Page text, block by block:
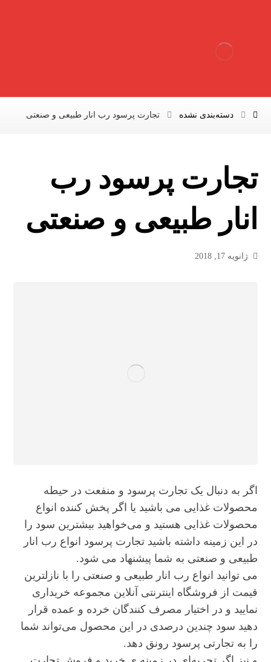
دسته‌بندی نشده تجارت پرسود رب انار طبیعی و صنعتی
تجارت پرسود رب
انار طبیعی و صنعتی
ژانویه 17, 2018
اگر به دنبال یک تجارت پرسود و منفعت در حیطه
محصولات غذایی می باشید یا اگر پخش کننده انواع
محصولات غذایی هستید و می‌خواهید بیشترین سود را
در این زمینه داشته باشید تجارت پرسود انواع رب انار
طبیعی و صنعتی به شما پیشنهاد می شود.
می توانید انواع رب انار طبیعی و صنعتی را با نازلترین
قیمت از فروشگاه اینترنتی آنلاین مجموعه خریداری
نمایید و در اختیار مصرف کنندگان خرده و عمده قرار
دهید سود چندین درصدی در این محصول می‌تواند شما
را به تجارتی پرسود رونق دهد.